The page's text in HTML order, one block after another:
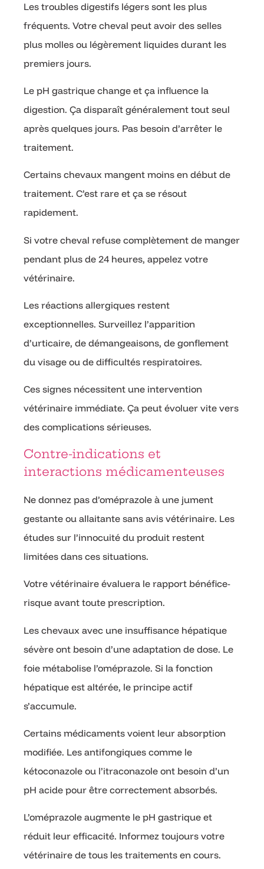
Les troubles digestifs légers sont les plus
fréquents. Votre cheval peut avoir des selles
plus molles ou légèrement liquides durant les
premiers jours.
Le pH gastrique change et ça influence la
digestion. Ça disparaît généralement tout seul
après quelques jours. Pas besoin d’arrêter le
traitement.
Certains chevaux mangent moins en début de
traitement. C’est rare et ça se résout
rapidement.
Si votre cheval refuse complètement de manger
pendant plus de 24 heures, appelez votre
vétérinaire.
Les réactions allergiques restent
exceptionnelles. Surveillez l’apparition
d’urticaire, de démangeaisons, de gonflement
du visage ou de difficultés respiratoires.
Ces signes nécessitent une intervention
vétérinaire immédiate. Ça peut évoluer vite vers
des complications sérieuses.
Contre-indications et
interactions médicamenteuses
Ne donnez pas d’oméprazole à une jument
gestante ou allaitante sans avis vétérinaire. Les
études sur l’innocuité du produit restent
limitées dans ces situations.
Votre vétérinaire évaluera le rapport bénéfice-
risque avant toute prescription.
Les chevaux avec une insuffisance hépatique
sévère ont besoin d’une adaptation de dose. Le
foie métabolise l’oméprazole. Si la fonction
hépatique est altérée, le principe actif
s’accumule.
Certains médicaments voient leur absorption
modifiée. Les antifongiques comme le
kétoconazole ou l’itraconazole ont besoin d’un
pH acide pour être correctement absorbés.
L’oméprazole augmente le pH gastrique et
réduit leur efficacité. Informez toujours votre
vétérinaire de tous les traitements en cours.